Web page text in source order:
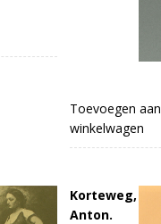
Toevoegen aan
winkelwagen
Korteweg,
Anton.